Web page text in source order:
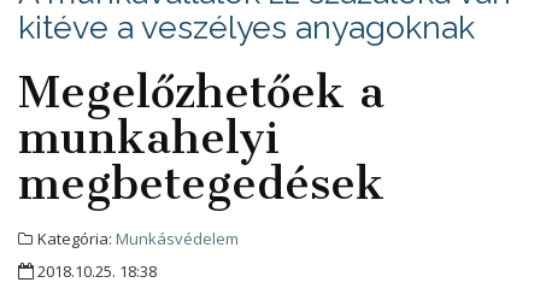
kitéve a veszélyes anyagoknak
Megelőzhetőek a
munkahelyi
megbetegedések
Kategória: Munkásvédelem
2018.10.25. 18:38